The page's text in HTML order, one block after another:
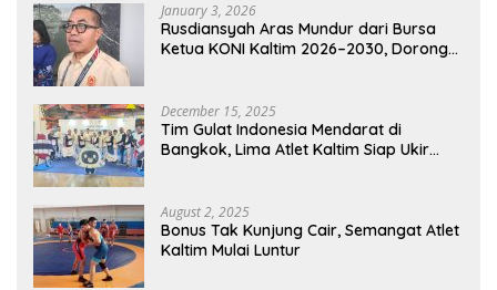
January 3, 2026
Rusdiansyah Aras Mundur dari Bursa
Ketua KONI Kaltim 2026–2030, Dorong
December 15, 2025
Tim Gulat Indonesia Mendarat di
Bangkok, Lima Atlet Kaltim Siap Ukir
August 2, 2025
Bonus Tak Kunjung Cair, Semangat Atlet
Kaltim Mulai Luntur